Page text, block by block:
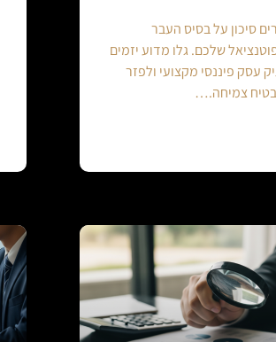
סיכון על בסיס העבר
שלכם. גלו מדוע יזמים
עסק פיננסי מקצועי ולפזר
צמיחה.…